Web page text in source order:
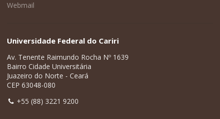
Webmail
Universidade Federal do Cariri
Av. Tenente Raimundo Rocha Nº 1639
Bairro Cidade Universitária
Juazeiro do Norte - Ceará
CEP 63048-080
+55 (88) 3221 9200